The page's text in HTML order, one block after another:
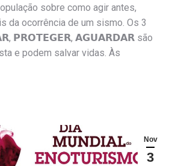
sobre como agir antes,
da ocorrência de um sismo. Os 3
𝗣𝗥𝗢𝗧𝗘𝗚𝗘𝗥, 𝗔𝗚𝗨𝗔𝗥𝗗𝗔𝗥 são
e podem salvar vidas. Às
Nov
3